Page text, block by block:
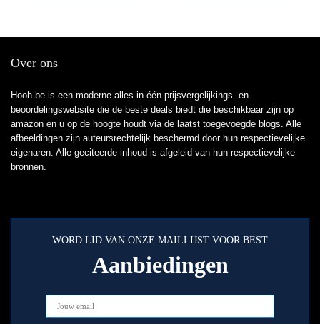
Over ons
Hooh.be is een moderne alles-in-één prijsvergelijkings- en
beoordelingswebsite die de beste deals biedt die beschikbaar zijn op
amazon en u op de hoogte houdt via de laatst toegevoegde blogs. Alle
afbeeldingen zijn auteursrechtelijk beschermd door hun respectievelijke
eigenaren. Alle geciteerde inhoud is afgeleid van hun respectievelijke
bronnen.
WORD LID VAN ONZE MAILLIJST VOOR BEST
Aanbiedingen